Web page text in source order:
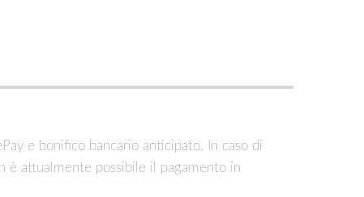
e bonifico bancario anticipato. In caso di
è attualmente possibile il pagamento in